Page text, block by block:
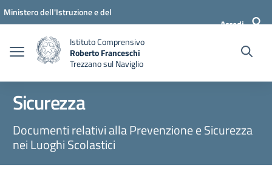
Vai ai contenuti
Vai al menu di navigazione
Vai al footer
Ministero dell'Istruzione e del
Accedi
Istituto Comprensivo
Roberto Franceschi
Trezzano sul Naviglio
Sicurezza
Documenti relativi alla Prevenzione e Sicurezza
nei Luoghi Scolastici